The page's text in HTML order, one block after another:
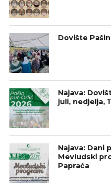
Dovište
Najava:
juli, nedjelja,
Najava: Dani
Mevludski
Papraća